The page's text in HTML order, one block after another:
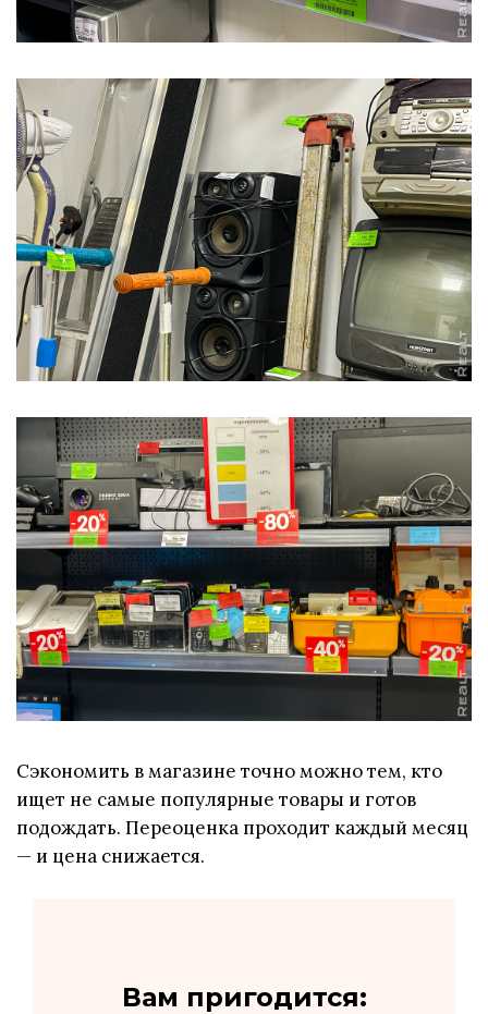
Сэкономить в магазине точно можно тем, кто
ищет не самые популярные товары и готов
подождать. Переоценка проходит каждый месяц
— и цена снижается.
Вам пригодится: